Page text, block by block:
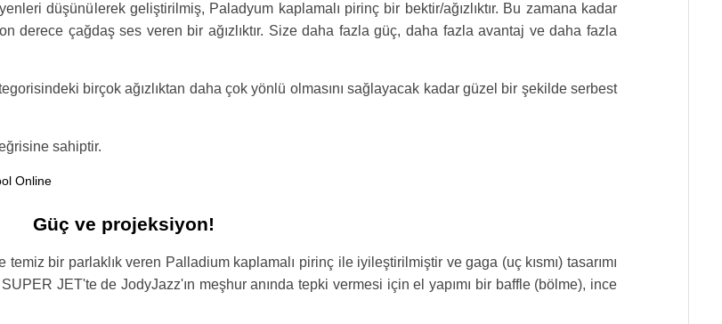
düşünülerek geliştirilmiş, Paladyum kaplamalı pirinç bir bektir/ağızlıktır. Bu zamana kadar
derece çağdaş ses veren bir ağızlıktır. Size daha fazla güç, daha fazla avantaj ve daha fazla
birçok ağızlıktan daha çok yönlü olmasını sağlayacak kadar güzel bir şekilde serbest
sahiptir.
Güç ve projeksiyon!
bir parlaklık veren Palladium kaplamalı pirinç ile iyileştirilmiştir ve gaga (uç kısmı) tasarımı
JET'te de JodyJazz'ın meşhur anında tepki vermesi için el yapımı bir baffle (bölme), ince